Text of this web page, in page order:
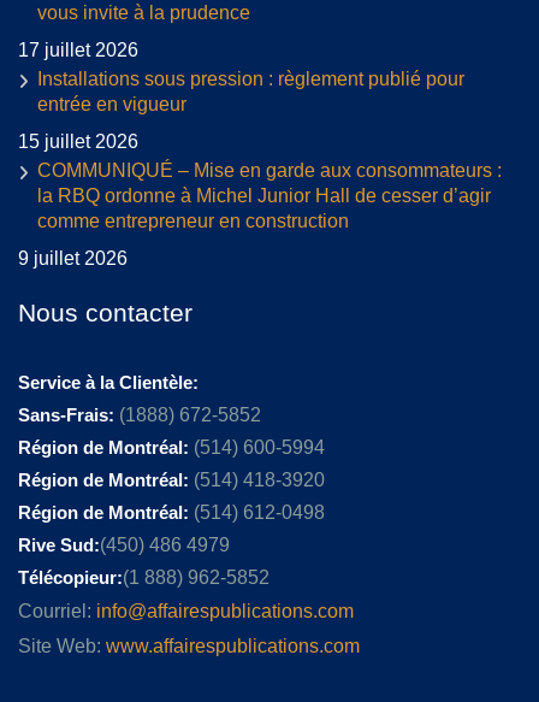
vous invite à la prudence
17 juillet 2026
Installations sous pression : règlement publié pour
entrée en vigueur
15 juillet 2026
COMMUNIQUÉ – Mise en garde aux consommateurs :
la RBQ ordonne à Michel Junior Hall de cesser d’agir
comme entrepreneur en construction
9 juillet 2026
Nous contacter
Service à la Clientèle:
Sans-Frais: (1888) 672-5852
Région de Montréal: (514) 600-5994
Région de Montréal: (514) 418-3920
Région de Montréal: (514) 612-0498
Rive Sud:(450) 486 4979
Télécopieur:(1 888) 962-5852
Courriel: info@affairespublications.com
Site Web: www.affairespublications.com